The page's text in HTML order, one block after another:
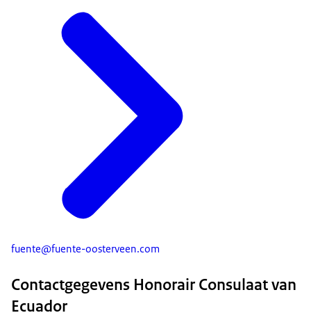
fuente@fuente-oosterveen.com
Contactgegevens Honorair Consulaat van
Ecuador